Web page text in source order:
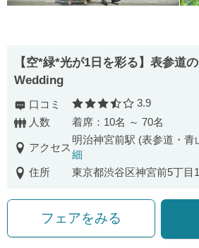
【空*緑*光が1日を彩る】表参道
Wedding
口コミ 口コミ評価
3.9
人数
着席：10名 ～ 70名
アクセス
明治神宮前駅 (表参道・青
細
住所
東京都渋谷区神宮前5丁目
フェアをみる